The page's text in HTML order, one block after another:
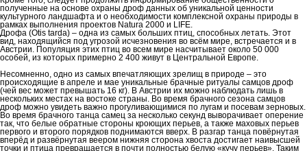
полученные на основе охраны дроф данных об уникальной ценности
культурного ландшафта и о необходимости комплексной охраны природы в
рамках выполнения проектов Natura 2000 и LIFE.
Дрофа (Otis tarda) – одна из самых больших птиц, способных летать. Этот
вид, находящийся под угрозой исчезновения во всём мире, встречается и в
Австрии. Популяция этих птиц во всем мире насчитывает около 50 000
особей, из которых примерно 2 400 живут в Центральной Европе.
Несомненно, одно из самых впечатляющих зрелищ в природе – это
происходящие в апреле и мае уникальные брачные ритуалы самцов дроф
(чей вес может превышать 16 кг). В Австрии их можно наблюдать лишь в
нескольких местах на востоке страны. Во время брачного сезона самцов
дроф можно увидеть важно прогуливающимися по лугам и посевам зерновых.
Во время брачного танца самец за несколько секунд выворачивает оперение
так, что белые обратные стороны кроющих перьев, а также маховых перьев
первого и второго порядков поднимаются вверх. В разгар танца повёрнутая
вперёд и развёрнутая веером нижняя сторона хвоста достигает наивысшей
точки и птица превращается в почти полностью белую «кучу перьев». Таким